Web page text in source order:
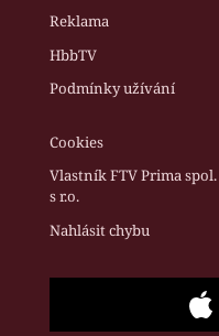
Reklama
HbbTV
Podmínky užívání
Cookies
Vlastník FTV Prima spol.
s r.o.
Nahlásit chybu